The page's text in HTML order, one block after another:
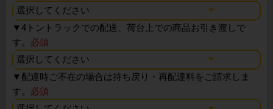
▼4トントラックでの配送、荷台上での商品お引き渡しで
す。 必須
▼ 配達時ご不在の場合は持ち戻り・再配達料をご請求しま
す。 必須